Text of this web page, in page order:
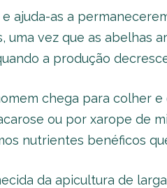
ajuda-as a
uma vez que as abelhas
a produção
chega para colher
ou por xarope de
nutrientes benéficos
da apicultura de